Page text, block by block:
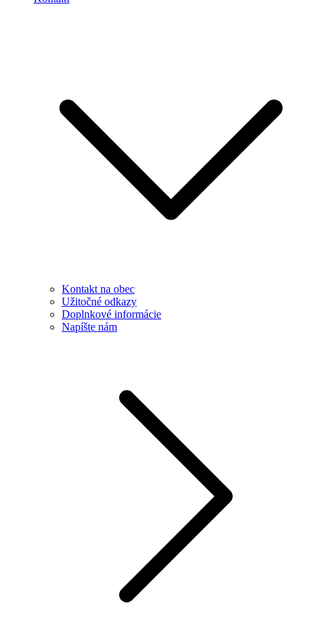
Kontakt na obec
Užitočné odkazy
Doplnkové informácie
Napíšte nám